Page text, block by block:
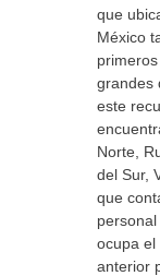
que
México
grandes
este
Norte,
del Sur,
que
ocupa el
anterior